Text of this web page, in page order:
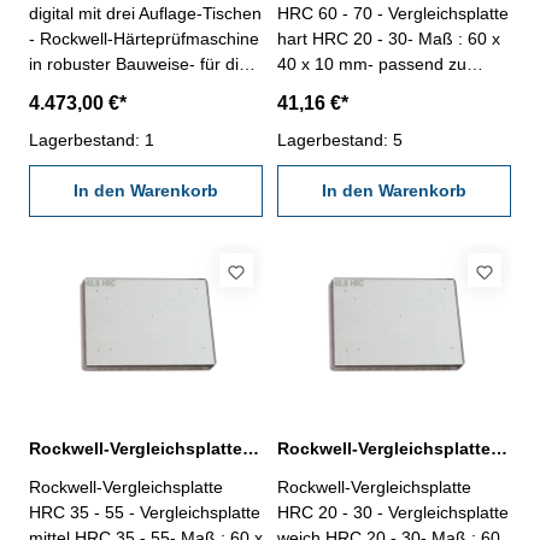
Bitte beachten Sie unsere
Lieferbedingungen!
60, V-Form) Speditionsware!
Bitte beachten Sie unsere
Lieferbedingungen!
digital mit drei Auflage-Tischen
- Rockwell-Härteprüfmaschine
in robuster Bauweise- für die
verschiedenen Stählen,
Eisenguss,Kupfer und
Messing- Norm: EN-ISO 6508,
ASTM E-18, JJS Z2245 und
GB/T230.2- halbautomatische
von Vorkraft) - Vorkraft 98,07
N - Prüfkraft 588,4 N, 980,7 N
und 1471 N - Ablesung 0,1
HR- 5.2" Farb-Touchscreen,
Anzeige von Belastungskraft,
ermittelt automatisch den
Abweichungswert-
automatische Härtewandlung
4.473,00 €*
Lagerbestand: 1
In den Warenkorb
HRC 60 - 70 - Vergleichsplatte
hart HRC 20 - 30- Maß : 60 x
40 x 10 mm- passend zu
41,16 €*
Lagerbestand: 5
In den Warenkorb
Rockwell-Vergleichsplatte mittel HRC 35 - 55
Rockwell-Vergleichsplatte
HRC 35 - 55 - Vergleichsplatte
Rockwell-Vergleichsplatte weich HRC 20 - 30
Rockwell-Vergleichsplatte
HRC 20 - 30 - Vergleichsplatte